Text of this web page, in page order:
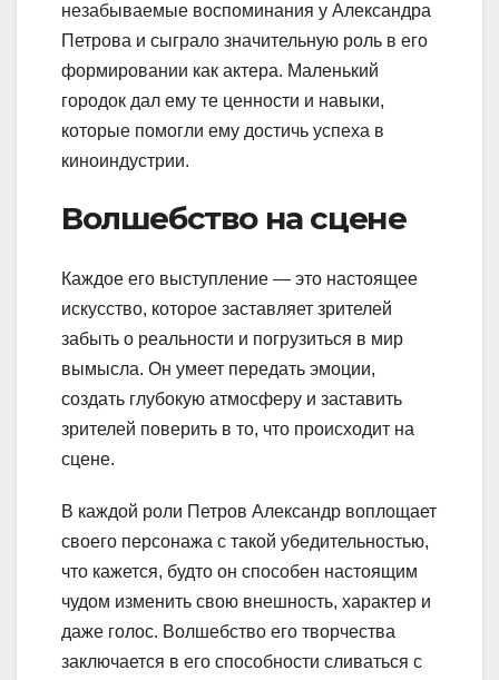
незабываемые воспоминания у Александра
Петрова и сыграло значительную роль в его
формировании как актера. Маленький
городок дал ему те ценности и навыки,
которые помогли ему достичь успеха в
киноиндустрии.
Волшебство на сцене
Каждое его выступление — это настоящее
искусство, которое заставляет зрителей
забыть о реальности и погрузиться в мир
вымысла. Он умеет передать эмоции,
создать глубокую атмосферу и заставить
зрителей поверить в то, что происходит на
сцене.
В каждой роли Петров Александр воплощает
своего персонажа с такой убедительностью,
что кажется, будто он способен настоящим
чудом изменить свою внешность, характер и
даже голос. Волшебство его творчества
заключается в его способности сливаться с